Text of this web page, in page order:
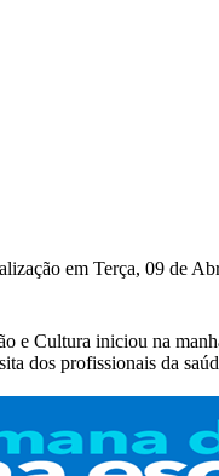
em Terça, 09 de
e Cultura iniciou na
dos profissionais da